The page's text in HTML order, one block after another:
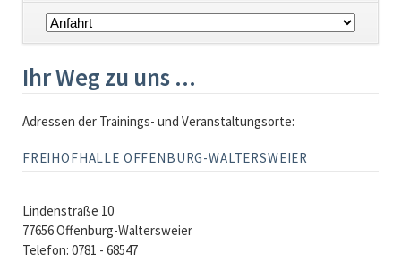
Navigation
überspringen
Ihr Weg zu uns ...
Adressen der Trainings- und Veranstaltungsorte:
FREIHOFHALLE OFFENBURG-WALTERSWEIER
Lindenstraße 10
77656 Offenburg-Waltersweier
Telefon: 0781 - 68547